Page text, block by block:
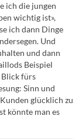
ich die jungen
wichtig ist»,
ich dann Dinge
Und
und dann
Beispiel
Blick fürs
Sinn und
glücklich zu
könnte man es